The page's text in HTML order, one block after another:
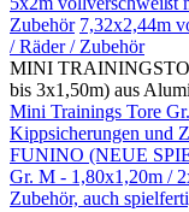
Zubehör 7,32x2,44m
/ Räder / Zubehör
MINI
bis 3x1,50m) aus
Mini Trainings Tore
Kippsicherungen und
FUNINO (NEUE
Gr. M - 1,80x1,20m /
Zubehör, auch